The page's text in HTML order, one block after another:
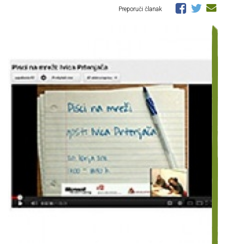
Preporuči članak